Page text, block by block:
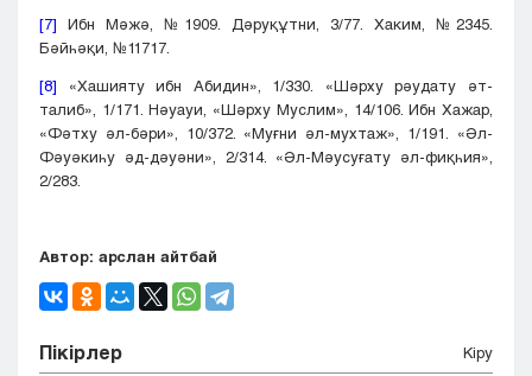
[7] Ибн Мәжә, №1909. Дәруқұтни, 3/77. Хаким, №2345.
Бәйһәқи, №11717.
[8] «Хашияту ибн Абидин», 1/330. «Шәрху рәудату әт-
талиб», 1/171. Нәуауи, «Шәрху Муслим», 14/106. Ибн Хажар,
«Фәтху әл-бәри», 10/372. «Муғни әл-мухтаж», 1/191. «Әл-
Фәуәкиһу әд-дәуәни», 2/314. «Әл-Мәусуғату әл-фиқһия»,
2/283.
Автор: арслан айтбай
Пікірлер Кіру